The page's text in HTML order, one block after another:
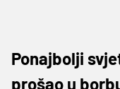
Ponajbolji
prošao u